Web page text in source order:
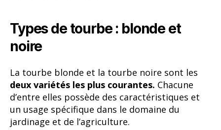
Types de tourbe : blonde et
noire
La tourbe blonde et la tourbe noire sont les
deux variétés les plus courantes. Chacune
d’entre elles possède des caractéristiques et
un usage spécifique dans le domaine du
jardinage et de l’agriculture.